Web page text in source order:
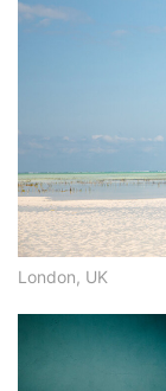
London, UK